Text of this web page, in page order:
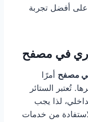
على أفضل تجربة
في مصفح
مصفح أمرًا
تُعتبر الستائر
لذا يجب
من خدمات